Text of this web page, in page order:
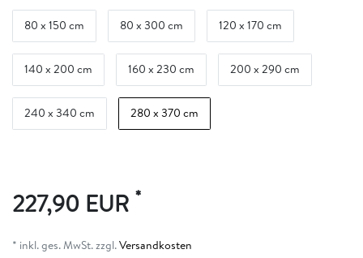
80 x 150 cm 80 x 300 cm 120 x 170 cm
140 x 200 cm 160 x 230 cm 200 x 290 cm
240 x 340 cm 280 x 370 cm
227,90 EUR *
* inkl. ges. MwSt. zzgl.Versandkosten